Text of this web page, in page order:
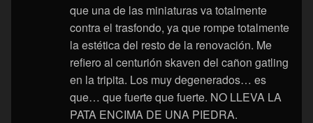
que una de las miniaturas va totalmente
contra el trasfondo, ya que rompe totalmente
la estética del resto de la renovación. Me
refiero al centurión skaven del cañon gatling
en la tripita. Los muy degenerados… es
que… que fuerte que fuerte. NO LLEVA LA
PATA ENCIMA DE UNA PIEDRA.